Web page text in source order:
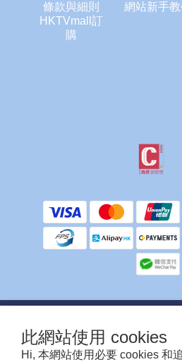
此網站使用 cookies
Hi, 本網站使用必要 cookies 和
條款與細則
HKTVmall訂
購
網站新手教
除銀行ATM付款需要上傳入數紙人工確認外，
意🙏